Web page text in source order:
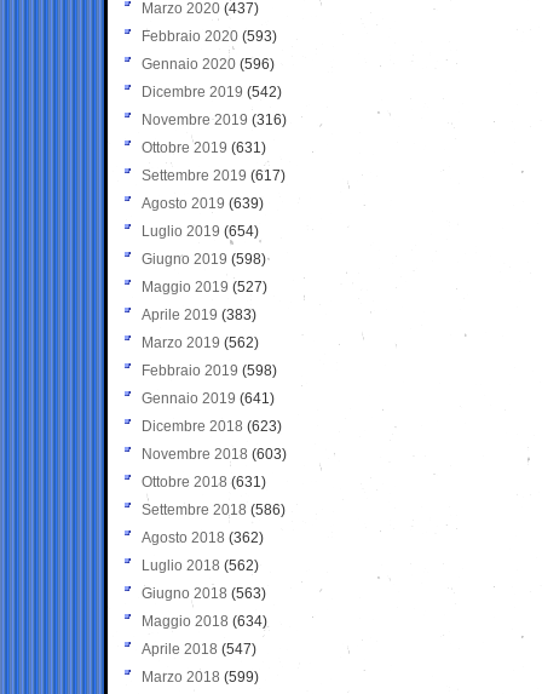
Marzo 2020 (437)
Febbraio 2020 (593)
Gennaio 2020 (596)
Dicembre 2019 (542)
Novembre 2019 (316)
Ottobre 2019 (631)
Settembre 2019 (617)
Agosto 2019 (639)
Luglio 2019 (654)
Giugno 2019 (598)
Maggio 2019 (527)
Aprile 2019 (383)
Marzo 2019 (562)
Febbraio 2019 (598)
Gennaio 2019 (641)
Dicembre 2018 (623)
Novembre 2018 (603)
Ottobre 2018 (631)
Settembre 2018 (586)
Agosto 2018 (362)
Luglio 2018 (562)
Giugno 2018 (563)
Maggio 2018 (634)
Aprile 2018 (547)
Marzo 2018 (599)